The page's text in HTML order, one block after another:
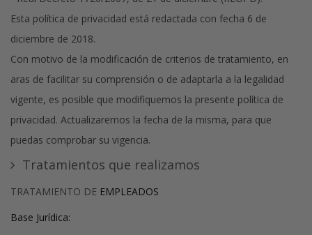
Esta política de privacidad está redactada con fecha 6 de
diciembre de 2018.
Con motivo de la modificación de criterios de tratamiento, en
aras de facilitar su comprensión o de adaptarla a la legalidad
vigente, es posible que modifiquemos la presente política de
privacidad. Actualizaremos la fecha de la misma, para que
puedas comprobar su vigencia.
Tratamientos que realizamos
TRATAMIENTO DE EMPLEADOS
Base Jurídica: